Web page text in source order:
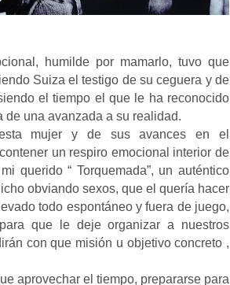
humilde por mamarlo, tuvo que
Suiza el testigo de su ceguera y de
el tiempo el que le ha reconocido
una avanzada a su realidad.
mujer y de sus avances en el
un respiro emocional interior de
querido “ Torquemada”, un auténtico
obviando sexos, que el quería hacer
todo espontáneo y fuera de juego,
que le deje organizar a nuestros
con que misión u objetivo concreto ,
aprovechar el tiempo, prepararse para